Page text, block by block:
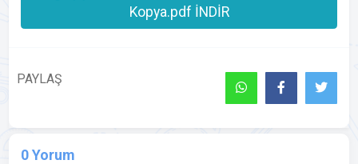
Kopya.pdf İNDİR
PAYLAŞ
0 Yorum